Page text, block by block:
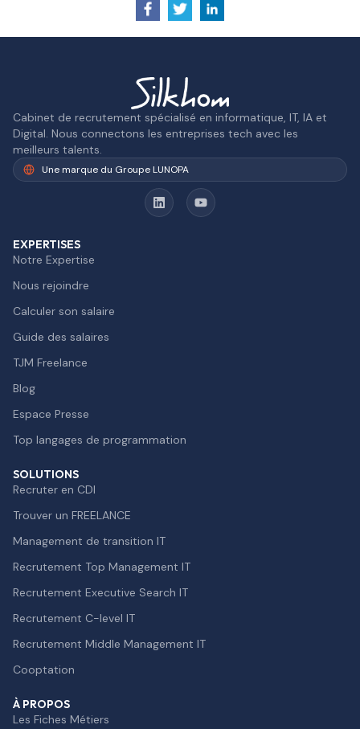
Cabinet de recrutement spécialisé en informatique, IT, IA et
Digital. Nous connectons les entreprises tech avec les
meilleurs talents.
Une marque du Groupe LUNOPA
EXPERTISES
Notre Expertise
Nous rejoindre
Calculer son salaire
Guide des salaires
TJM Freelance
Blog
Espace Presse
Top langages de programmation
SOLUTIONS
Recruter en CDI
Trouver un FREELANCE
Management de transition IT
Recrutement Top Management IT
Recrutement Executive Search IT
Recrutement C-level IT
Recrutement Middle Management IT
Cooptation
À PROPOS
Les Fiches Métiers